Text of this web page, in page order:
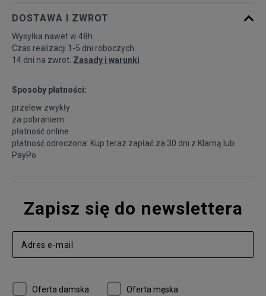
DOSTAWA I ZWROT
Wysyłka nawet w 48h.
Czas realizacji 1-5 dni roboczych.
14 dni na zwrot. Zasady i warunki
Sposoby płatności:
przelew zwykły
za pobraniem
płatność online
płatność odroczona: Kup teraz zapłać za 30 dni z Klarną lub
PayPo
Zapisz się do newslettera
Oferta damska Oferta męska